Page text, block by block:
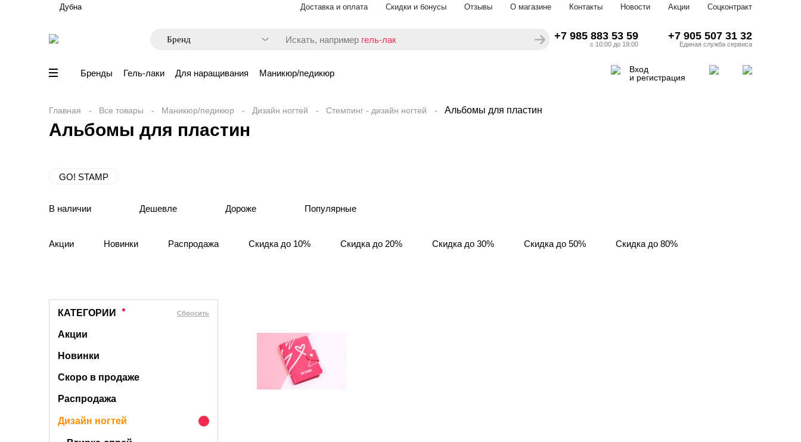
Дубна Доставка и оплата Скидки и бонусы Отзывы О магазине Контакты Новости Акции Соцконтракт
Искать, например гель-лак +7 985 883 53 59
с 10:00 до 19:00
+7 905 507 31 32
Единая служба сервиса
Бренды Гель-лаки Для наращивания Маникюр/педикюр
Вход
и регистрация
Главная Все товары Маникюр/педикюр Дизайн ногтей Стемпинг - дизайн ногтей Альбомы для пластин
Альбомы для пластин
GO! STAMP
В наличии Дешевле Дороже Популярные
Акции Новинки Распродажа Скидка до 10% Скидка до 20% Скидка до 30% Скидка до 50% Скидка до 80%
КАТЕГОРИИ Cбросить
Акции
Новинки
Скоро в продаже
Распродажа
Дизайн ногтей